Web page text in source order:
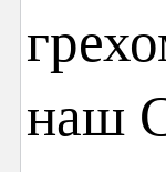
наш